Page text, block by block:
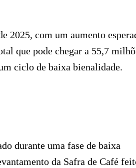
2025, com um aumento
que pode chegar a 55,7
ciclo de baixa bienalidade.
durante uma fase de baixa
da Safra de Café